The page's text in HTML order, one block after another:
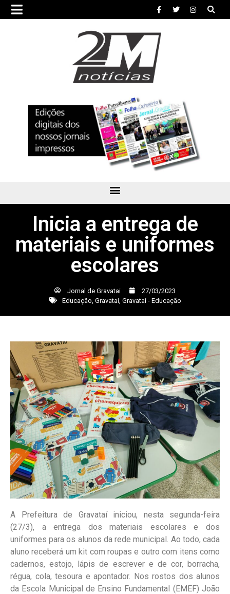
Inicia a entrega de
materiais e uniformes
escolares
Jornal de Gravatai
27/03/2023
Educação Gravataí, Gravataí - Educação
A Prefeitura de Gravataí iniciou, nesta segunda-feira
(27/3), a entrega dos materiais escolares e dos
uniformes para os alunos da rede municipal. Ao todo, cada
aluno receberá um kit com roupas e outro com itens como
cadernos, estojo, lápis de escrever e de cor, borracha,
régua, cola, tesoura e apontador. Nos rostos dos alunos
da Escola Municipal de Ensino Fundamental (EMEF) João